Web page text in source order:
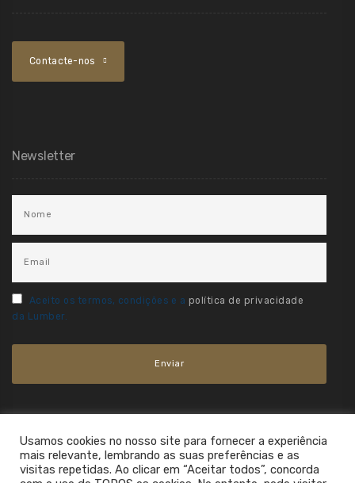
Contacte-nos
Newsletter
Aceito os termos, condições e a política de privacidade
da Lumber.
Usamos cookies no nosso site para fornecer a experiência
mais relevante, lembrando as suas preferências e as
visitas repetidas. Ao clicar em “Aceitar todos”, concorda